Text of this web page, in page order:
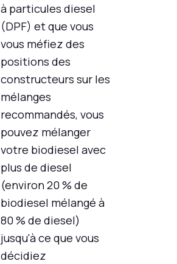
à particules diesel
(DPF) et que vous
vous méfiez des
positions des
constructeurs sur les
mélanges
recommandés, vous
pouvez mélanger
votre biodiesel avec
plus de diesel
(environ 20 % de
biodiesel mélangé à
80 % de diesel)
jusqu'à ce que vous
décidiez